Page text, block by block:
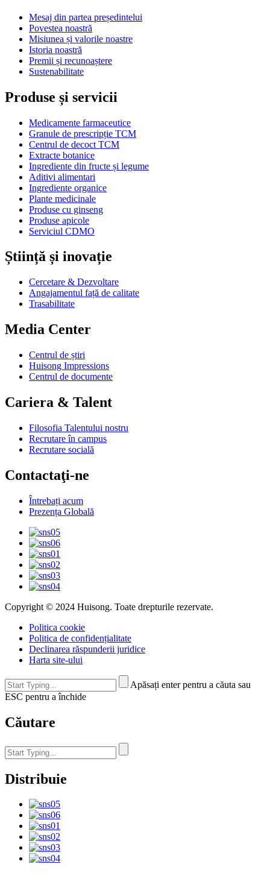
Mesaj din partea președintelui
Povestea noastră
Misiunea și valorile noastre
Istoria noastră
Premii și recunoaștere
Sustenabilitate
Produse și servicii
Medicamente farmaceutice
Granule de prescripție TCM
Centrul de decoct TCM
Extracte botanice
Ingrediente din fructe și legume
Aditivi alimentari
Ingrediente organice
Plante medicinale
Produse cu ginseng
Produse apicole
Serviciul CDMO
Știință și inovație
Cercetare & Dezvoltare
Angajamentul față de calitate
Trasabilitate
Media Center
Centrul de știri
Huisong Impressions
Centrul de documente
Cariera & Talent
Filosofia Talentului nostru
Recrutare în campus
Recrutare socială
Contactaţi-ne
Întrebați acum
Prezența Globală
Copyright © 2024 Huisong. Toate drepturile rezervate.
Politica cookie
Politica de confidențialitate
Declinarea răspunderii juridice
Harta site-ului
Apăsați enter pentru a căuta sau
ESC pentru a închide
Căutare
Distribuie